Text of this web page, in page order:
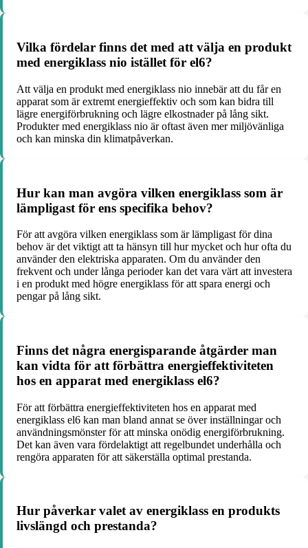
Vilka fördelar finns det med att välja en produkt
med energiklass nio istället för el6?
Att välja en produkt med energiklass nio innebär att du får en
apparat som är extremt energieffektiv och som kan bidra till
lägre energiförbrukning och lägre elkostnader på lång sikt.
Produkter med energiklass nio är oftast även mer miljövänliga
och kan minska din klimatpåverkan.
Hur kan man avgöra vilken energiklass som är
lämpligast för ens specifika behov?
För att avgöra vilken energiklass som är lämpligast för dina
behov är det viktigt att ta hänsyn till hur mycket och hur ofta du
använder den elektriska apparaten. Om du använder den
frekvent och under långa perioder kan det vara värt att investera
i en produkt med högre energiklass för att spara energi och
pengar på lång sikt.
Finns det några energisparande åtgärder man
kan vidta för att förbättra energieffektiviteten
hos en apparat med energiklass el6?
För att förbättra energieffektiviteten hos en apparat med
energiklass el6 kan man bland annat se över inställningar och
användningsmönster för att minska onödig energiförbrukning.
Det kan även vara fördelaktigt att regelbundet underhålla och
rengöra apparaten för att säkerställa optimal prestanda.
Hur påverkar valet av energiklass en produkts
livslängd och prestanda?